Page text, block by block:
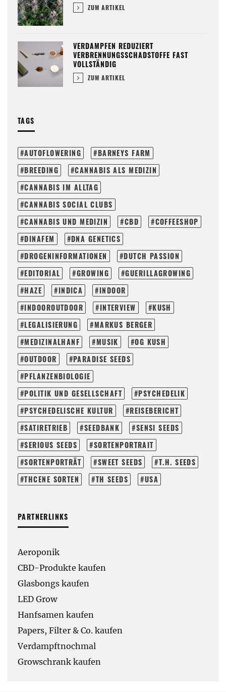
ZUM ARTIKEL
VERDAMPFEN REDUZIERT
VERBRENNUNGSSCHADSTOFFE FAST
VOLLSTÄNDIG
ZUM ARTIKEL
TAGS
AUTOFLOWERING
BARNEYS FARM
BREEDING
CANNABIS ALS MEDIZIN
CANNABIS IM ALLTAG
CANNABIS SOCIAL CLUBS
CANNABIS UND MEDIZIN
CBD
COFFEESHOP
DINAFEM
DNA GENETICS
DROGENINFORMATIONEN
DUTCH PASSION
EDITORIAL
GROWING
GUERILLAGROWING
HAZE
INDICA
INDOOR
INDOOROUTDOOR
INTERVIEW
KUSH
LEGALISIERUNG
MARKUS BERGER
MEDIZINALHANF
MUSIK
OG KUSH
OUTDOOR
PARADISE SEEDS
PFLANZENBIOLOGIE
POLITIK UND GESELLSCHAFT
PSYCHEDELIK
PSYCHEDELISCHE KULTUR
REISEBERICHT
SATIRETRIEB
SEEDBANK
SENSI SEEDS
SERIOUS SEEDS
SORTENPORTRAIT
SORTENPORTRÄT
SWEET SEEDS
T.H. SEEDS
THCENE SORTEN
TH SEEDS USA
PARTNERLINKS
Aeroponik
CBD-Produkte kaufen
Glasbongs kaufen
LED Grow
Hanfsamen kaufen
Papers, Filter & Co. kaufen
Verdampftnochmal
Growschrank kaufen